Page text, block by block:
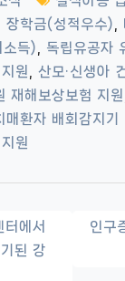
장학금(성적우수)
소득)
독립유공자
원
산모·신생아
재해보상보험 지원
매환자 배회감지기
원
에서
된 강
인구